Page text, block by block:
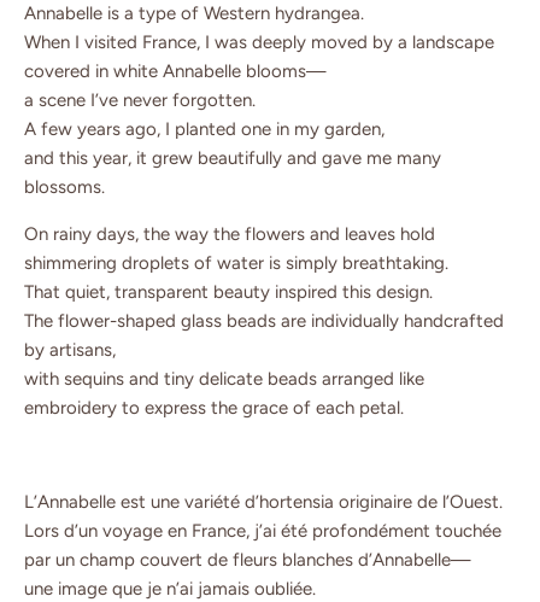
Annabelle is a type of Western hydrangea.
When I visited France, I was deeply moved by a landscape
covered in white Annabelle blooms—
a scene I’ve never forgotten.
A few years ago, I planted one in my garden,
and this year, it grew beautifully and gave me many
blossoms.
On rainy days, the way the flowers and leaves hold
shimmering droplets of water is simply breathtaking.
That quiet, transparent beauty inspired this design.
The flower-shaped glass beads are individually handcrafted
by artisans,
with sequins and tiny delicate beads arranged like
embroidery to express the grace of each petal.
L’Annabelle est une variété d’hortensia originaire de l’Ouest.
Lors d’un voyage en France, j’ai été profondément touchée
par un champ couvert de fleurs blanches d’Annabelle—
une image que je n’ai jamais oubliée.